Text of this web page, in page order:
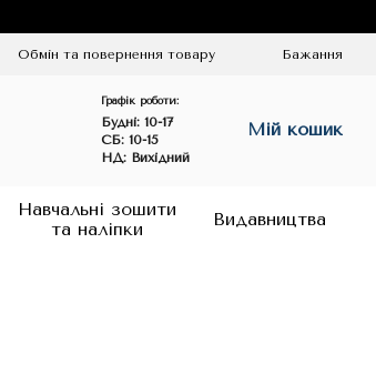
Обмін та повернення товару
Бажання
Графік роботи:
Будні: 10-17
СБ: 10-15
НД: Вихідний
Мій кошик
Навчальні зошити
та наліпки
Видавництва